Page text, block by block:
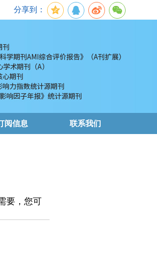
分享到：
阅信息 联系我们
要，您可